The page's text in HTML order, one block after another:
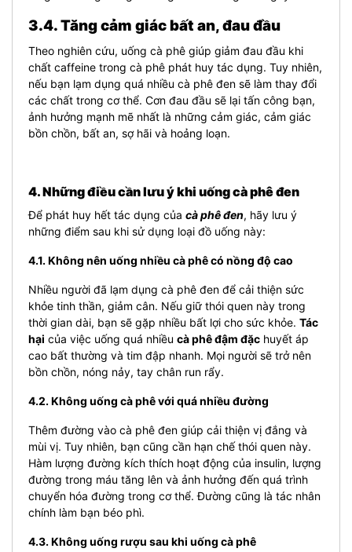
3.4. Tăng cảm giác bất an, đau đầu
Theo nghiên cứu, uống cà phê giúp giảm đau đầu khi
chất caffeine trong cà phê phát huy tác dụng. Tuy nhiên,
nếu bạn lạm dụng quá nhiều cà phê đen sẽ làm thay đổi
các chất trong cơ thể. Cơn đau đầu sẽ lại tấn công bạn,
ảnh hưởng mạnh mẽ nhất là những cảm giác, cảm giác
bồn chồn, bất an, sợ hãi và hoảng loạn.
4. Những điều cần lưu ý khi uống cà phê đen
Để phát huy hết tác dụng của cà phê đen, hãy lưu ý
những điểm sau khi sử dụng loại đồ uống này:
4.1. Không nên uống nhiều cà phê có nồng độ cao
Nhiều người đã lạm dụng cà phê đen để cải thiện sức
khỏe tinh thần, giảm cân. Nếu giữ thói quen này trong
thời gian dài, bạn sẽ gặp nhiều bất lợi cho sức khỏe. Tác
hại của việc uống quá nhiều cà phê đậm đặc huyết áp
cao bất thường và tim đập nhanh. Mọi người sẽ trở nên
bồn chồn, nóng nảy, tay chân run rẩy.
4.2. Không uống cà phê với quá nhiều đường
Thêm đường vào cà phê đen giúp cải thiện vị đắng và
mùi vị. Tuy nhiên, bạn cũng cần hạn chế thói quen này.
Hàm lượng đường kích thích hoạt động của insulin, lượng
đường trong máu tăng lên và ảnh hưởng đến quá trình
chuyển hóa đường trong cơ thể. Đường cũng là tác nhân
chính làm bạn béo phì.
4.3. Không uống rượu sau khi uống cà phê